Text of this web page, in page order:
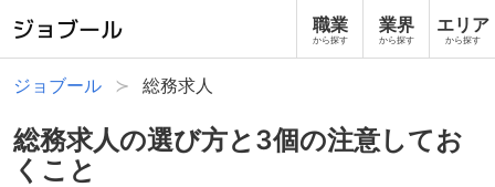
職業
から探す
業界
から探す
エリア
から探す
ジョブール 総務求人
総務求人の選び方と3個の注意してお
くこと